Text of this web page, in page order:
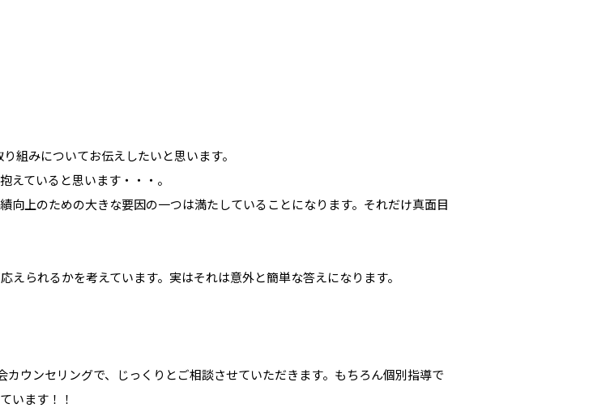
組みについてお伝えしたいと思います。
えていると思います・・・。
向上のための大きな要因の一つは満たしていることになります。それだけ真面目
られるかを考えています。実はそれは意外と簡単な答えになります。
カウンセリングで、じっくりとご相談させていただきます。もちろん個別指導で
います！！